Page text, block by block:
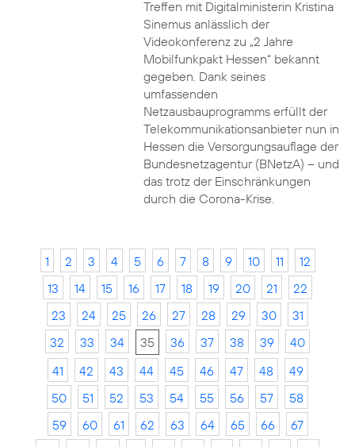
Treffen mit Digitalministerin Kristina
Sinemus anlässlich der
Videokonferenz zu „2 Jahre
Mobilfunkpakt Hessen“ bekannt
gegeben. Dank seines
umfassenden
Netzausbauprogramms erfüllt der
Telekommunikationsanbieter nun in
Hessen die Versorgungsauflage der
Bundesnetzagentur (BNetzA) – und
das trotz der Einschränkungen
durch die Corona-Krise.
1 2 3 4 5 6 7 8 9 10 11
12
13
14 15 16 17 18 19 20 21
22
23
24 25 26 27 28 29 30
31
32
33 34 35 36 37 38 39
40
41
42 43 44 45 46 47 48
49
50
51 52 53 54 55 56 57
58
59
60 61 62 63 64 65 66
67